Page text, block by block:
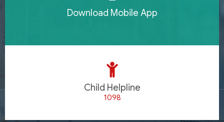
Download Mobile App
Child Helpline
1098